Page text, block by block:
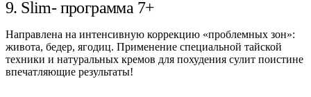
9. Slim- программа 7+
Направлена на интенсивную коррекцию «проблемных зон»:
живота, бедер, ягодиц. Применение специальной тайской
техники и натуральных кремов для похудения сулит поистине
впечатляющие результаты!